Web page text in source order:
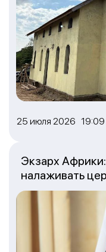
25 июля 2026 19:09
Экзарх
налаживать